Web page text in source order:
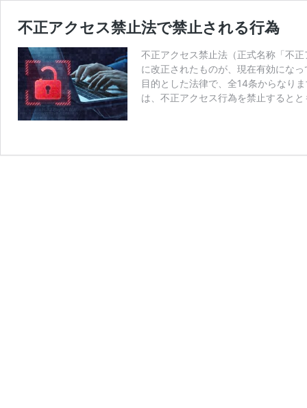
不正アクセス禁止法で禁止される行為
不正アクセス禁止法（正式名称「不
に改正されたものが、現在有効にな
目的とした法律で、全14条からなり
は、不正アクセス行為を禁止すると